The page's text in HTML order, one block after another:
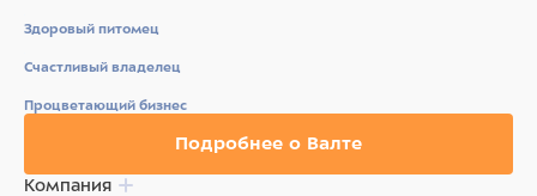
Здоровый питомец
Счастливый владелец
Процветающий бизнес
Подробнее о Валте
Компания